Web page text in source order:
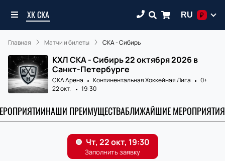
ХК СКА RU ₽
Главная Матчи и билеты СКА - Сибирь
КХЛ СКА - Сибирь 22 октября 2026 в
Санкт-Петербурге
СКА Арена Континентальная Хоккейная Лига
0+
22 окт.
19:30
НАШИ ПРЕИМУЩЕСТВАБЛИЖАЙШИЕ МЕРОПРИЯТИЯ